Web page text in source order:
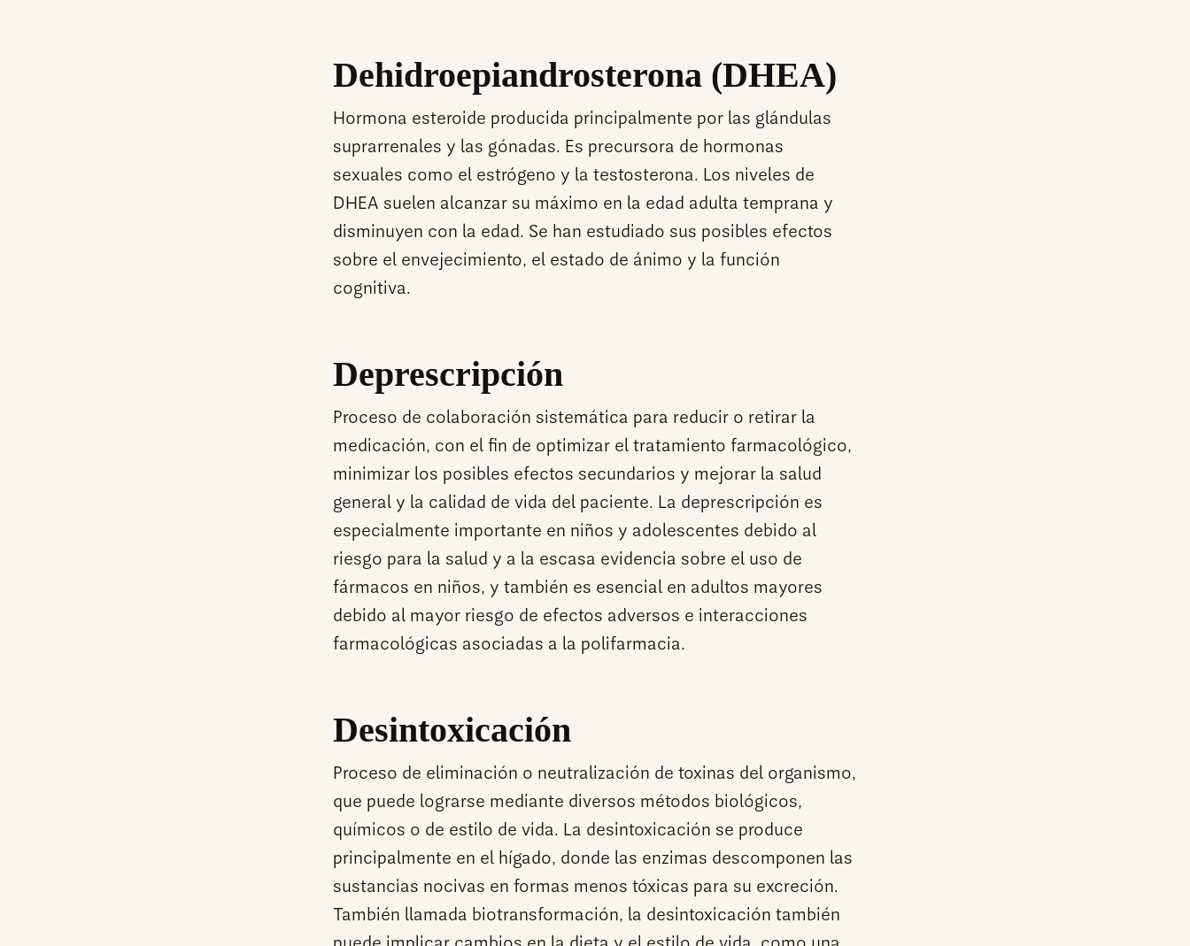
Dehidroepiandrosterona (DHEA)
Hormona esteroide producida principalmente por las glándulas
suprarrenales y las gónadas. Es precursora de hormonas
sexuales como el estrógeno y la testosterona. Los niveles de
DHEA suelen alcanzar su máximo en la edad adulta temprana y
disminuyen con la edad. Se han estudiado sus posibles efectos
sobre el envejecimiento, el estado de ánimo y la función
cognitiva.
Deprescripción
Proceso de colaboración sistemática para reducir o retirar la
medicación, con el fin de optimizar el tratamiento farmacológico,
minimizar los posibles efectos secundarios y mejorar la salud
general y la calidad de vida del paciente. La deprescripción es
especialmente importante en niños y adolescentes debido al
riesgo para la salud y a la escasa evidencia sobre el uso de
fármacos en niños, y también es esencial en adultos mayores
debido al mayor riesgo de efectos adversos e interacciones
farmacológicas asociadas a la polifarmacia.
Desintoxicación
Proceso de eliminación o neutralización de toxinas del organismo,
que puede lograrse mediante diversos métodos biológicos,
químicos o de estilo de vida. La desintoxicación se produce
principalmente en el hígado, donde las enzimas descomponen las
sustancias nocivas en formas menos tóxicas para su excreción.
También llamada biotransformación, la desintoxicación también